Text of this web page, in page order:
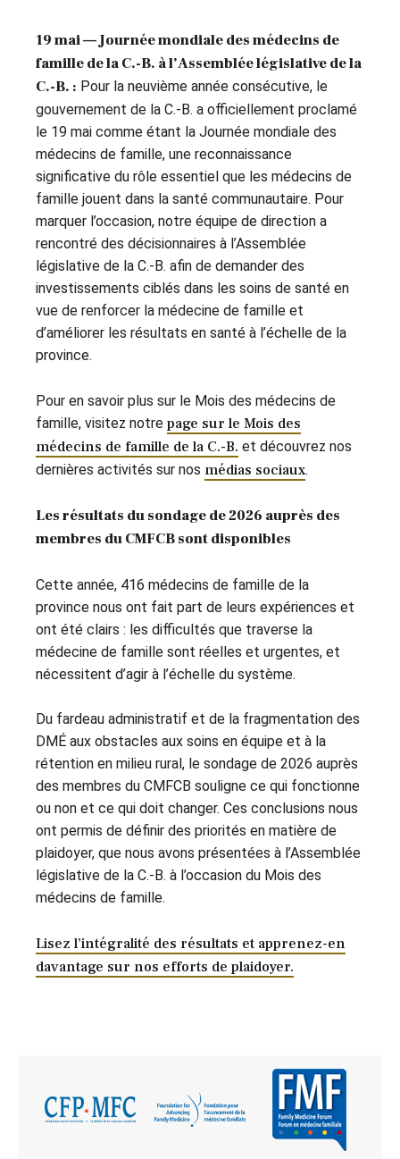
19 mai — Journée mondiale des médecins de
famille de la C.-B. à l’Assemblée législative de la
C.-B. : Pour la neuvième année consécutive, le
gouvernement de la C.-B. a officiellement proclamé
le 19 mai comme étant la Journée mondiale des
médecins de famille, une reconnaissance
significative du rôle essentiel que les médecins de
famille jouent dans la santé communautaire. Pour
marquer l’occasion, notre équipe de direction a
rencontré des décisionnaires à l’Assemblée
législative de la C.-B. afin de demander des
investissements ciblés dans les soins de santé en
vue de renforcer la médecine de famille et
d’améliorer les résultats en santé à l’échelle de la
province.
Pour en savoir plus sur le Mois des médecins de
famille, visitez notre page sur le Mois des
médecins de famille de la C.-B. et découvrez nos
dernières activités sur nos médias sociaux.
Les résultats du sondage de 2026 auprès des
membres du CMFCB sont disponibles
Cette année, 416 médecins de famille de la
province nous ont fait part de leurs expériences et
ont été clairs : les difficultés que traverse la
médecine de famille sont réelles et urgentes, et
nécessitent d’agir à l’échelle du système.
Du fardeau administratif et de la fragmentation des
DMÉ aux obstacles aux soins en équipe et à la
rétention en milieu rural, le sondage de 2026 auprès
des membres du CMFCB souligne ce qui fonctionne
ou non et ce qui doit changer. Ces conclusions nous
ont permis de définir des priorités en matière de
plaidoyer, que nous avons présentées à l’Assemblée
législative de la C.-B. à l’occasion du Mois des
médecins de famille.
Lisez l’intégralité des résultats et apprenez-en
davantage sur nos efforts de plaidoyer.